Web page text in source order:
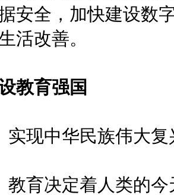
安全，加快建设数
活改善。
教育强国
中华民族伟大复
决定着人类的今